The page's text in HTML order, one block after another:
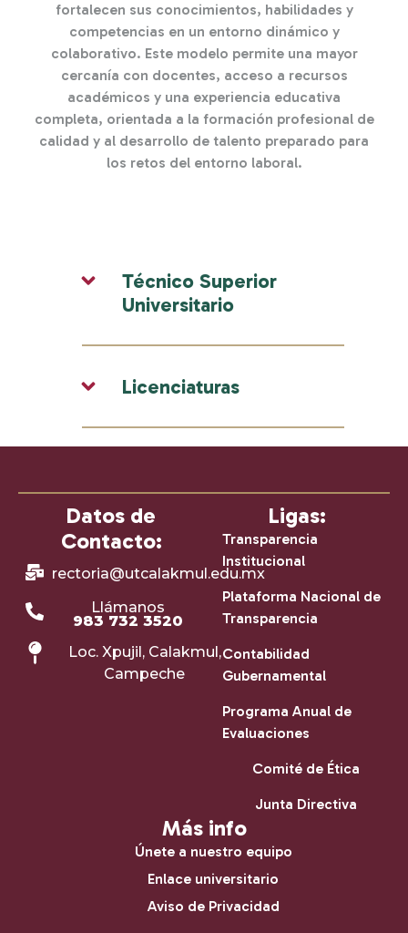
fortalecen sus conocimientos, habilidades y
competencias en un entorno dinámico y
colaborativo. Este modelo permite una mayor
cercanía con docentes, acceso a recursos
académicos y una experiencia educativa
completa, orientada a la formación profesional de
calidad y al desarrollo de talento preparado para
los retos del entorno laboral.
Técnico Superior
Universitario
Licenciaturas
Datos de
Contacto:
rectoria@utcalakmul.edu.mx
Llámanos
983 732 3520
Loc. Xpujil, Calakmul,
Campeche
Ligas:
Transparencia
Institucional
Plataforma Nacional de
Transparencia
Contabilidad
Gubernamental
Programa Anual de
Evaluaciones
Comité de Ética
Junta Directiva
Más info
Únete a nuestro equipo
Enlace universitario
Aviso de Privacidad